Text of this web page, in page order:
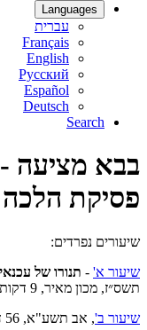
Languages
עברית
Français
English
Русский
Español
Deutsch
Search
בבא מציעה -
פסיקת הלכה
שיעורים נפרדים:
שיעור א' - תנורו של
תשס״ז, מכון מאיר, 9 דקות (וידאו). מתוך
שיעור ב', אב תשע"א, 56 דקות (MP3, 20MB).